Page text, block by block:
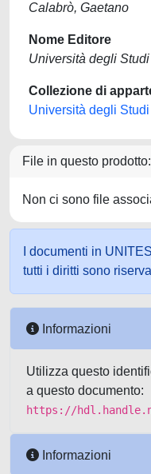
Calabrò, Gaetano
Nome Editore
Università degli
Collezione di
Università degli
File in questo prodotto:
Non ci sono file
I documenti in
tutti i diritti sono
Informazioni
Utilizza questo
a questo documento:
https://
Informazioni